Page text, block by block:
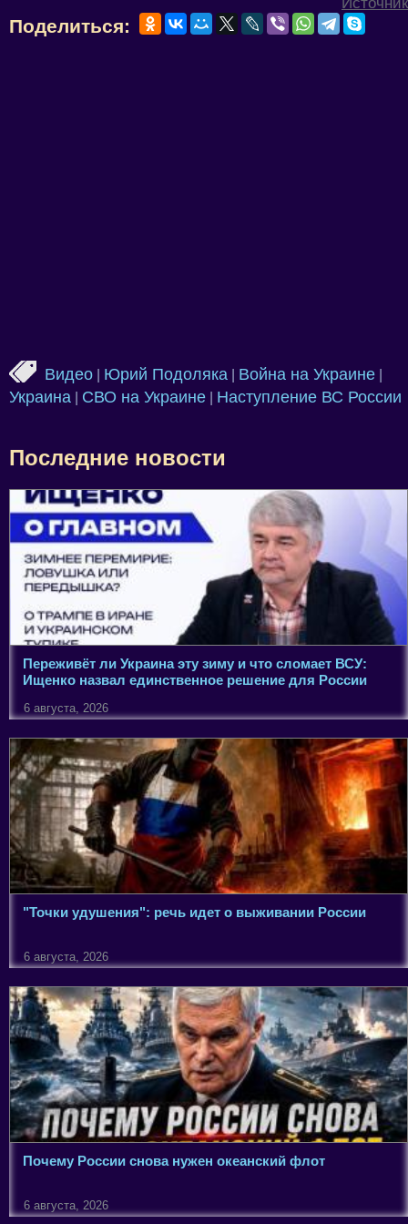
Поделиться:
Видео Юрий Подоляка Война на Украине
Украина СВО на Украине Наступление ВС России
Последние новости
Переживёт ли Украина эту зиму и что сломает ВСУ:
Ищенко назвал единственное решение для России
6 августа, 2026
"Точки удушения": речь идет о выживании России
6 августа, 2026
Почему России снова нужен океанский флот
6 августа, 2026